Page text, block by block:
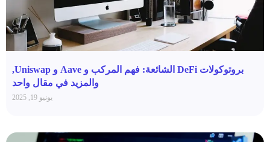
بروتوكولات DeFi الشائعة: فهم المركب و Aave و Uniswap,
والمزيد في مقال واحد
يونيو 19, 2025